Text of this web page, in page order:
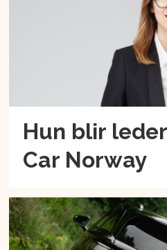
Hun blir
Car Norway